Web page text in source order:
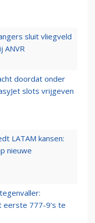
sluit vliegveld
ANVR
doordat onder
slots vrijgeven
LATAM kansen:
nieuwe
eerste 777-9’s te